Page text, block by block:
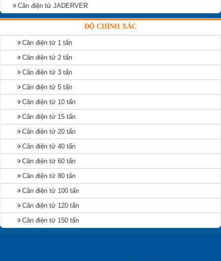
Cân điện tử JADERVER
ĐỘ CHÍNH XÁC
Cân điện tử 1 tấn
Cân điện tử 2 tấn
Cân điện tử 3 tấn
Cân điện tử 5 tấn
Cân điện tử 10 tấn
Cân điện tử 15 tấn
Cân điện tử 20 tấn
Cân điện tử 40 tấn
Cân điện tử 60 tấn
Cân điện tử 80 tấn
Cân điện tử 100 tấn
Cân điện tử 120 tấn
Cân điện tử 150 tấn